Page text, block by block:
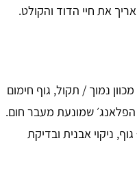
את חיי הדוד והקולט.
נמוך / תקול, גוף חימום
שמונעת מעבר חום.
ניקוי אבנית ובדיקת